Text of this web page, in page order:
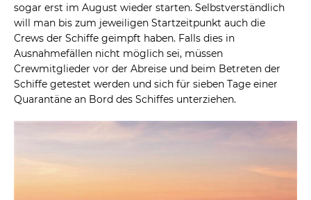
sogar erst im August wieder starten. Selbstverständlich
will man bis zum jeweiligen Startzeitpunkt auch die
Crews der Schiffe geimpft haben. Falls dies in
Ausnahmefällen nicht möglich sei, müssen
Crewmitglieder vor der Abreise und beim Betreten der
Schiffe getestet werden und sich für sieben Tage einer
Quarantäne an Bord des Schiffes unterziehen.